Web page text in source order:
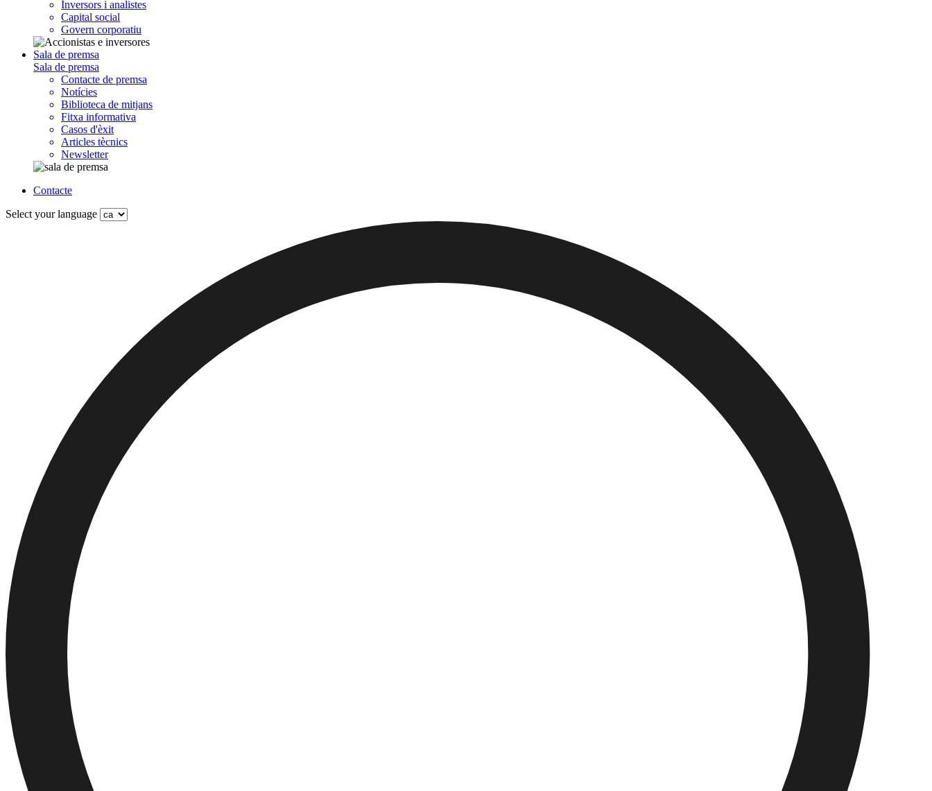
Inversors i analistes
Capital social
Govern corporatiu
Sala de premsa
Sala de premsa
Contacte de premsa
Notícies
Biblioteca de mitjans
Fitxa informativa
Casos d'èxit
Articles tècnics
Newsletter
Contacte
Select your language